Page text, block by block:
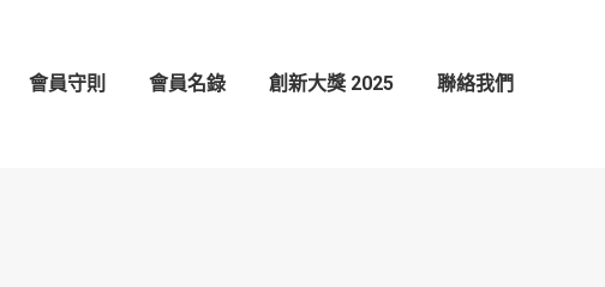
會員守則 會員名錄 創新大獎 2025 聯絡我們